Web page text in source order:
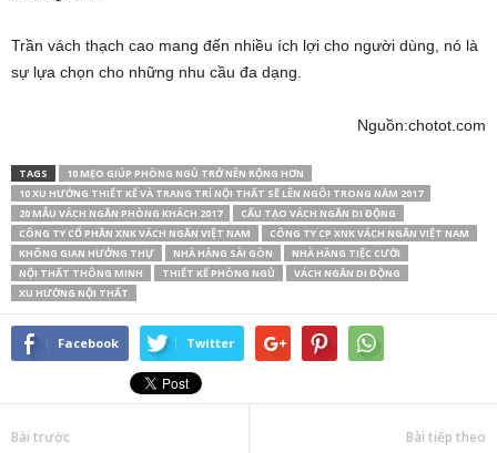
Trần vách thạch cao mang đến nhiều ích lợi cho người dùng, nó là
sự lựa chọn cho những nhu cầu đa dạng.
Nguồn:chotot.com
TAGS
10 MẸO GIÚP PHÒNG NGỦ TRỞ NÊN RỘNG HƠN
10 XU HƯỚNG THIẾT KẾ VÀ TRANG TRÍ NỘI THẤT SẼ LÊN NGÔI TRONG NĂM 2017
20 MẪU VÁCH NGĂN PHÒNG KHÁCH 2017
CẤU TẠO VÁCH NGĂN DI ĐỘNG
CÔNG TY CỔ PHẦN XNK VÁCH NGĂN VIỆT NAM
CÔNG TY CP XNK VÁCH NGĂN VIỆT NAM
KHÔNG GIAN HƯỞNG THỰ
NHÀ HÀNG SÀI GÒN
NHÀ HÀNG TIỆC CƯỚI
NỘI THẤT THÔNG MINH
THIẾT KẾ PHÒNG NGỦ
VÁCH NGĂN DI ĐỘNG
XU HƯỚNG NỘI THẤT
Facebook Twitter
Bài trước Bài tiếp theo